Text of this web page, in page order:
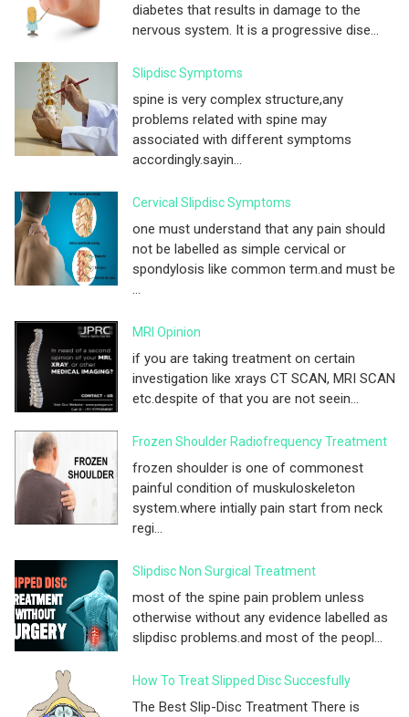
diabetes that results in damage to the
nervous system. It is a progressive dise...
Slipdisc Symptoms
spine is very complex structure,any
problems related with spine may
associated with different symptoms
accordingly.sayin...
Cervical Slipdisc Symptoms
one must understand that any pain should
not be labelled as simple cervical or
spondylosis like common term.and must be
...
MRI Opinion
if you are taking treatment on certain
investigation like xrays CT SCAN, MRI SCAN
etc.despite of that you are not seein...
Frozen Shoulder Radiofrequency Treatment
frozen shoulder is one of commonest
painful condition of muskuloskeleton
system.where intially pain start from neck
regi...
Slipdisc Non Surgical Treatment
most of the spine pain problem unless
otherwise without any evidence labelled as
slipdisc problems.and most of the peopl...
How To Treat Slipped Disc Succesfully
The Best Slip-Disc Treatment There is